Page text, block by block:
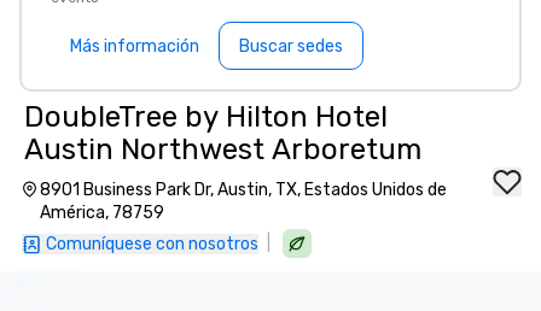
Más información Buscar sedes
DoubleTree by Hilton Hotel
Austin Northwest Arboretum
8901 Business Park Dr, Austin, TX, Estados Unidos de
América, 78759
Comuníquese con nosotros